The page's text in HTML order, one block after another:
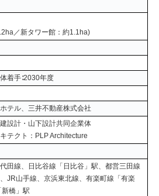
／新タワー館：約1.1ha)
着手∶2030年度
テル、三井不動産株式会社
設計・山下設計共同企業体
テクト：PLP Architecture
田線、日比谷線「日比谷」駅、都営三田線
、JR山手線、京浜東北線、有楽町線「有楽
橋」駅